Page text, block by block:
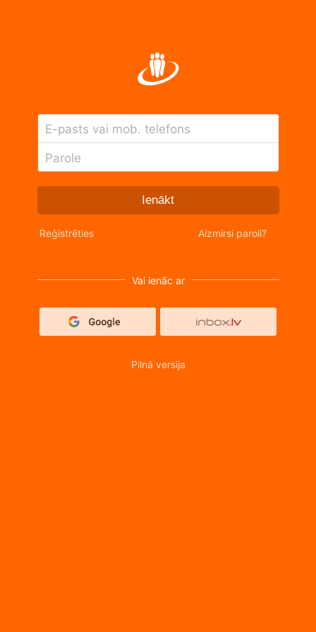
E-pasts vai mob. telefons
Parole
Ienākt
Reģistrēties Aizmirsi paroli?
Vai ienāc ar
Pilnā versija